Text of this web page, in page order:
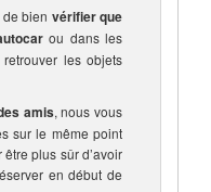
bien vérifier que
ou dans les
les objets
amis, nous vous
sur le même point
plus sûr d’avoir
en début de